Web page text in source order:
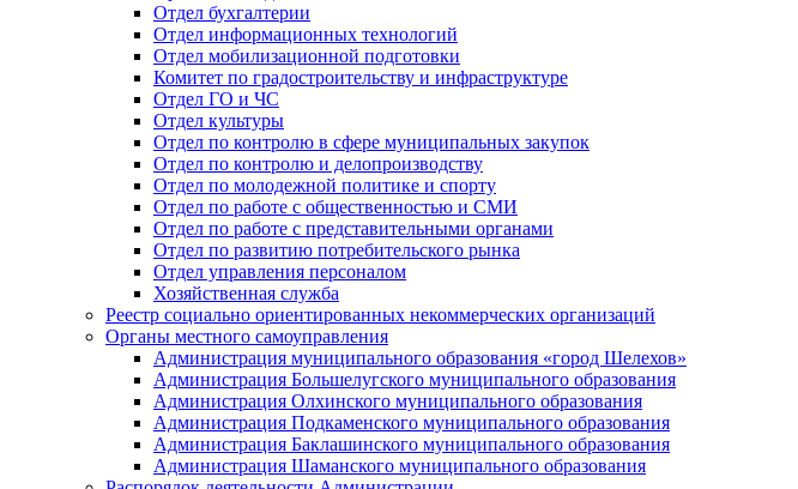
Отдел бухгалтерии
Отдел информационных технологий
Отдел мобилизационной подготовки
Комитет по градостроительству и инфраструктуре
Отдел ГО и ЧС
Отдел культуры
Отдел по контролю в сфере муниципальных закупок
Отдел по контролю и делопроизводству
Отдел по молодежной политике и спорту
Отдел по работе с общественностью и СМИ
Отдел по работе с представительными органами
Отдел по развитию потребительского рынка
Отдел управления персоналом
Хозяйственная служба
Реестр социально ориентированных некоммерческих организаций
Органы местного самоуправления
Администрация муниципального образования «город Шелехов»
Администрация Большелугского муниципального образования
Администрация Олхинского муниципального образования
Администрация Подкаменского муниципального образования
Администрация Баклашинского муниципального образования
Администрация Шаманского муниципального образования